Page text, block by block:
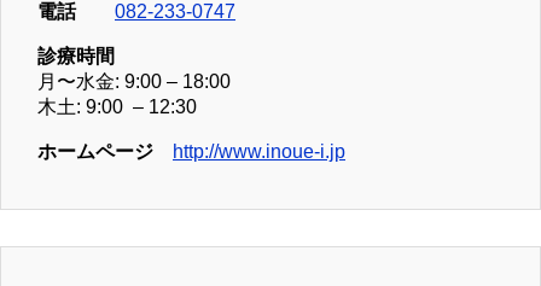
電話 082-233-0747
診療時間
月〜水金: 9:00 – 18:00
木土: 9:00 – 12:30
ホームページ http://www.inoue-i.jp